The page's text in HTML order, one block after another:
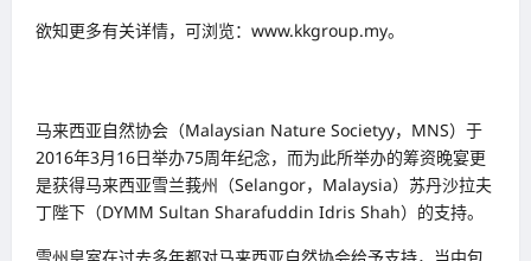
欲知更多有关详情，可浏览：www.kkgroup.my。
马来西亚自然协会（Malaysian Nature Societyy，MNS）于
2016年3月16日举办75周年纪念，而为此所举办的筹资晚宴更
是获得马来西亚雪兰莪州（Selangor，Malaysia）苏丹沙拉夫
丁陛下（DYMM Sultan Sharafuddin Idris Shah）的支持。
雪州皇室在过去多年都对马来西亚自然协会给予支持，当中包